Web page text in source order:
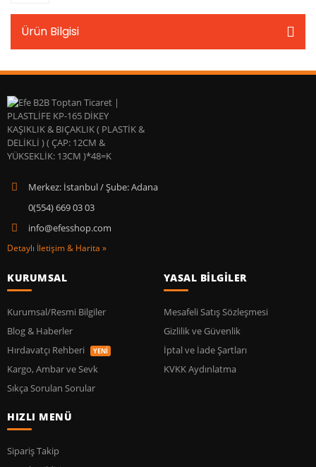
Ürün Bilgisi
Merkez: İstanbul / Şube: Adana
0(554) 669 03 03
info@efesshop.com
Detaylı İletişim & Harita »
KURUMSAL
Kurumsal/Resmi Bilgiler
Blog & Haberler
Hırdavatçı Rehberi
YENİ
Kargo, Ambar ve Sevk
Sıkça Sorulan Sorular
YASAL BİLGİLER
Mesafeli Satış Sözleşmesi
Gizlilik ve Güvenlik
İptal ve İade Şartları
KVKK Aydınlatma
HIZLI MENÜ
Sipariş Takip